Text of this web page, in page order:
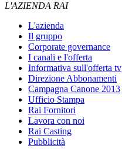
L'AZIENDA RAI
L'azienda
Il gruppo
Corporate governance
I canali e l'offerta
Informativa sull'offerta tv
Direzione Abbonamenti
Campagna Canone 2013
Ufficio Stampa
Rai Fornitori
Lavora con noi
Rai Casting
Pubblicità